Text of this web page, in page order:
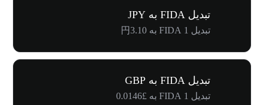
تبدیل FIDA به JPY
تبدیل 1 FIDA به 円3.10
تبدیل FIDA به GBP
تبدیل 1 FIDA به £0.0146